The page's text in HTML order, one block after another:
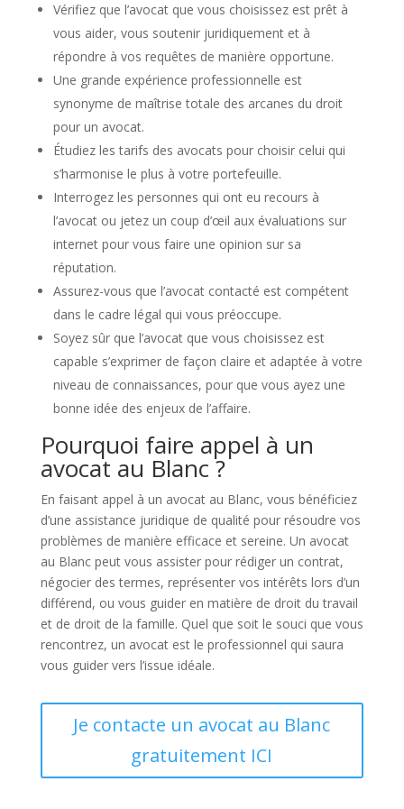
Vérifiez que l’avocat que vous choisissez est prêt à
vous aider, vous soutenir juridiquement et à
répondre à vos requêtes de manière opportune.
Une grande expérience professionnelle est
synonyme de maîtrise totale des arcanes du droit
pour un avocat.
Étudiez les tarifs des avocats pour choisir celui qui
s’harmonise le plus à votre portefeuille.
Interrogez les personnes qui ont eu recours à
l’avocat ou jetez un coup d’œil aux évaluations sur
internet pour vous faire une opinion sur sa
réputation.
Assurez-vous que l’avocat contacté est compétent
dans le cadre légal qui vous préoccupe.
Soyez sûr que l’avocat que vous choisissez est
capable s’exprimer de façon claire et adaptée à votre
niveau de connaissances, pour que vous ayez une
bonne idée des enjeux de l’affaire.
Pourquoi faire appel à un
avocat au Blanc ?
En faisant appel à un avocat au Blanc, vous bénéficiez
d’une assistance juridique de qualité pour résoudre vos
problèmes de manière efficace et sereine. Un avocat
au Blanc peut vous assister pour rédiger un contrat,
négocier des termes, représenter vos intérêts lors d’un
différend, ou vous guider en matière de droit du travail
et de droit de la famille. Quel que soit le souci que vous
rencontrez, un avocat est le professionnel qui saura
vous guider vers l’issue idéale.
Je contacte un avocat au Blanc
gratuitement ICI